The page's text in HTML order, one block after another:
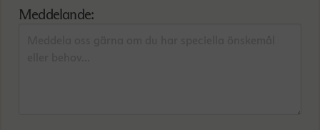
Meddelande: